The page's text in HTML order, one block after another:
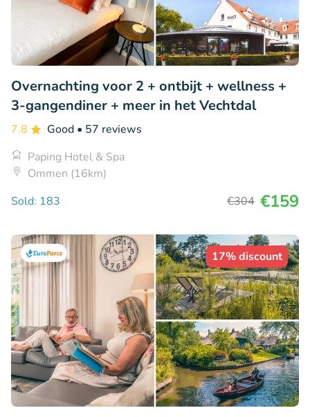
Overnachting voor 2 + ontbijt + wellness +
3-gangendiner + meer in het Vechtdal
7.8 Good • 57 reviews
Paping Hotel & Spa
Ommen (16km)
Sold: 183
€304 €159
17% discount